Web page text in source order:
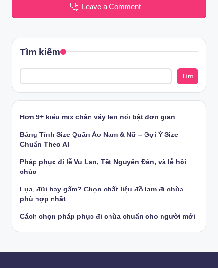
Leave a Comment
Tìm kiếm
Tìm
Hơn 9+ kiểu mix chân váy len nổi bật đơn giản
Bảng Tính Size Quần Áo Nam & Nữ – Gợi Ý Size
Chuẩn Theo AI
Pháp phục đi lễ Vu Lan, Tết Nguyên Đán, và lễ hội
chùa
Lụa, đũi hay gấm? Chọn chất liệu đồ lam đi chùa
phù hợp nhất
Cách chọn pháp phục đi chùa chuẩn cho người mới